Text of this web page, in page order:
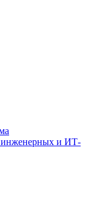
инженерных и ИТ-